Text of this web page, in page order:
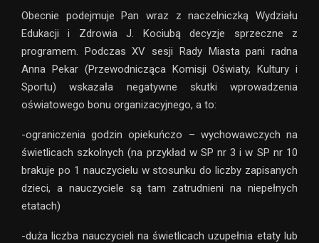
Obecnie podejmuje Pan wraz z naczelniczką Wydziału
Edukacji i Zdrowia J. Kociubą decyzje sprzeczne z
programem. Podczas XV sesji Rady Miasta pani radna
Anna Pekar (Przewodnicząca Komisji Oświaty, Kultury i
Sportu) wskazała negatywne skutki wprowadzenia
oświatowego bonu organizacyjnego, a to:
-ograniczenia godzin opiekuńczo – wychowawczych na
świetlicach szkolnych (na przykład w SP nr 3 i w SP nr 10
brakuje po 1 nauczycielu w stosunku do liczby zapisanych
dzieci, a nauczyciele są tam zatrudnieni na niepełnych
etatach)
-duża liczba nauczycieli na świetlicach uzupełnia etaty lub